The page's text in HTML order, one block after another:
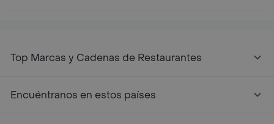
Top Marcas y Cadenas de Restaurantes
Encuéntranos en estos países